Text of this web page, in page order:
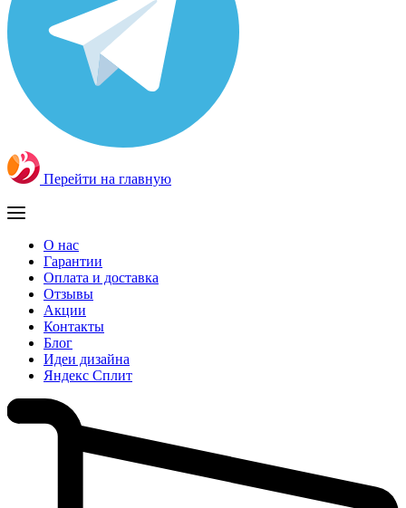
Перейти на главную
О нас
Гарантии
Оплата и доставка
Отзывы
Акции
Контакты
Блог
Идеи дизайна
Яндекс Сплит